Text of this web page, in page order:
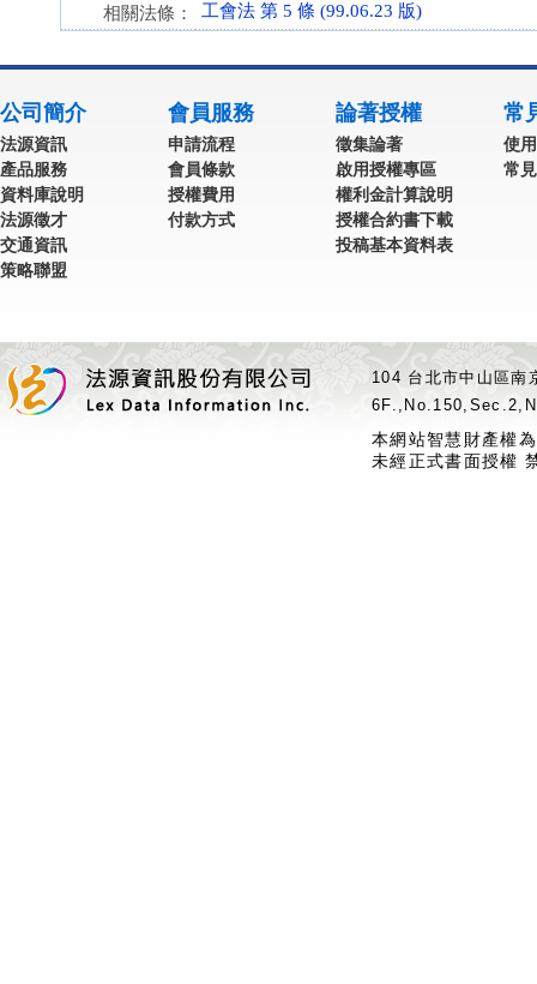
相關法條： 工會法 第 5 條 (99.06.23 版)
公司簡介
法源資訊
產品服務
資料庫說明
法源徵才
交通資訊
策略聯盟
會員服務
申請流程
會員條款
授權費用
付款方式
論著授權
徵集論著
啟用授權專區
權利金計算說明
授權合約書下載
投稿基本資料表
常
使
常
104 台北市中山區
本網站智慧財產權
未經正式書面授權